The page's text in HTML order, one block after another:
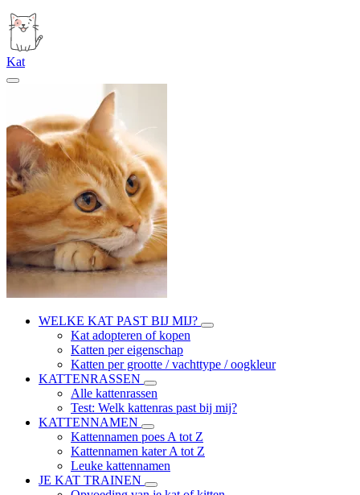
Kat
WELKE KAT PAST BIJ MIJ?
Kat adopteren of kopen
Katten per eigenschap
Katten per grootte / vachttype / oogkleur
KATTENRASSEN
Alle kattenrassen
Test: Welk kattenras past bij mij?
KATTENNAMEN
Kattennamen poes A tot Z
Kattennamen kater A tot Z
Leuke kattennamen
JE KAT TRAINEN